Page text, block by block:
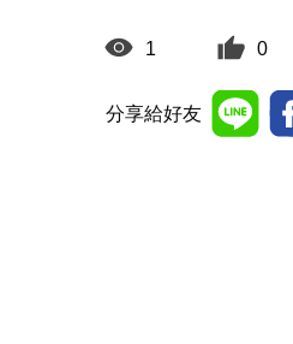
1 0
分享給好友